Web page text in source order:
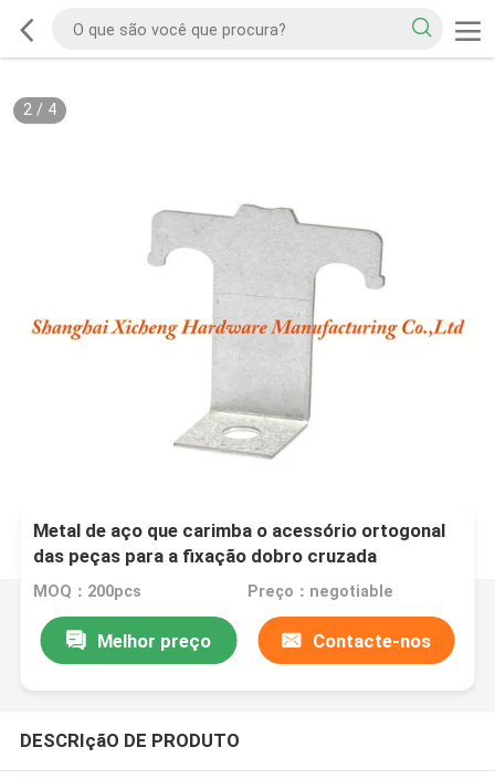
2/ 4
Metal de aço que carimba o acessório ortogonal
das peças para a fixação dobro cruzada
MOQ：200pcs Preço：negotiable
Melhor preço Contacte-nos
DESCRIçãO DE PRODUTO